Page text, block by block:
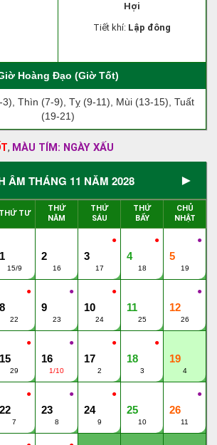
Hợi
Tiết khí: Lập đông
Hoàng Đạo (Giờ Tốt)
Thìn (7-9), Tỵ (9-11), Mùi (13-15), Tuất
(19-21)
, MÀU TÍM: NGÀY XẤU
ÂM THÁNG 11 NĂM 2028 ►
THỨ TƯ
THỨ
NĂM
THỨ
SÁU
THỨ
BẨY
CHỦ
NHẬT
1
15/9
2
16
●
3
17
●
4
18
●
5
19
●
8
22
●
9
23
●
10
24
11
25
●
12
26
●
15
29
●
16
1/10
●
17
2
●
18
3
19
4
●
22
7
●
23
8
●
24
9
25
10
●
26
11